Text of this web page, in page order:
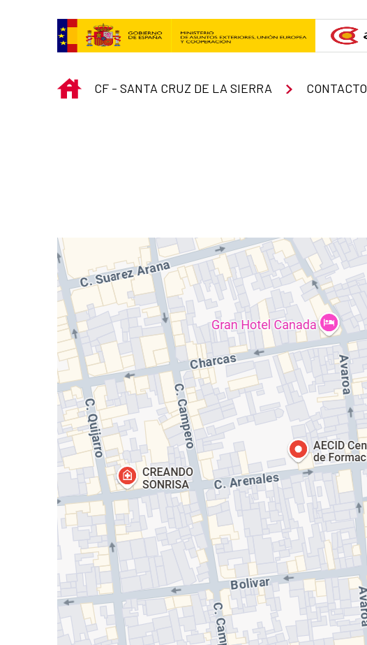
INICIO
CF - SANTA CRUZ DE LA SIERRA CONTACTO